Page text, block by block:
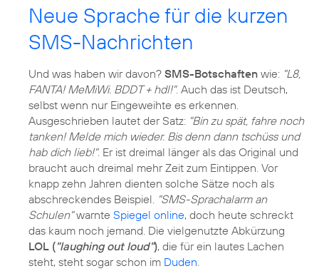
Neue Sprache für die kurzen
SMS-Nachrichten
Und was haben wir davon? SMS-Botschaften wie: "L8,
FANTA! MeMiWi. BDDT + hdl!". Auch das ist Deutsch,
selbst wenn nur Eingeweihte es erkennen.
Ausgeschrieben lautet der Satz: "Bin zu spät, fahre noch
tanken! Melde mich wieder. Bis denn dann tschüss und
hab dich lieb!". Er ist dreimal länger als das Original und
braucht auch dreimal mehr Zeit zum Eintippen. Vor
knapp zehn Jahren dienten solche Sätze noch als
abschreckendes Beispiel. "SMS-Sprachalarm an
Schulen"warnte Spiegel online, doch heute schreckt
das kaum noch jemand. Die vielgenutzte Abkürzung
LOL ("laughing out loud"), die für ein lautes Lachen
steht, steht sogar schon im Duden.